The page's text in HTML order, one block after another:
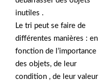
inutiles .
Le tri peut se faire de
différentes manières : en
fonction de l’importance
des objets, de leur
condition , de leur valeur